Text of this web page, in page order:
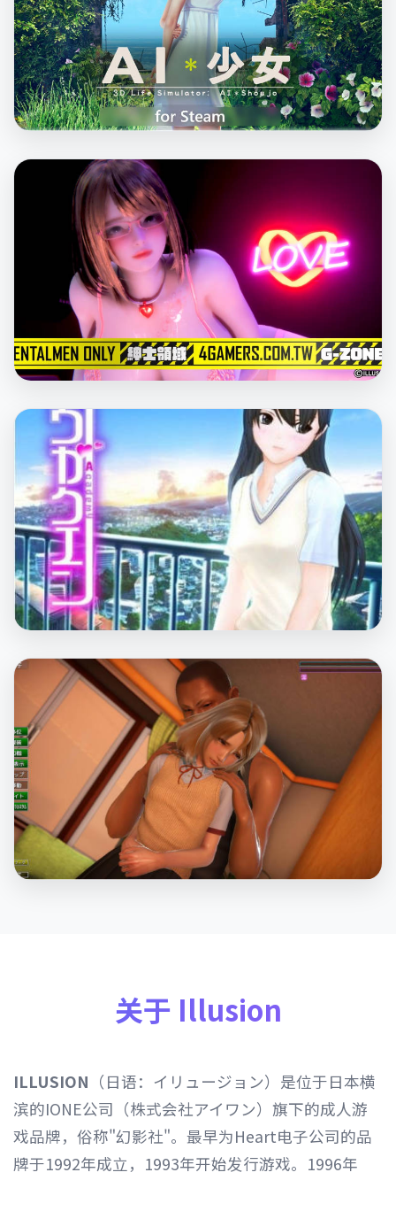
关于 Illusion
ILLUSION （日语：イリュージョン）是位于日本横
滨的IONE公司（株式会社アイワン）旗下的成人游
戏品牌，俗称"幻影社"。最早为Heart电子公司的品
牌于1992年成立，1993年开始发行游戏。1996年